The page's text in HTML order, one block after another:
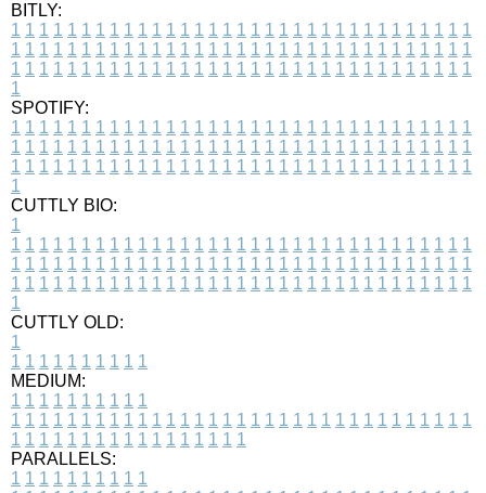
BITLY:
1 1 1 1 1 1 1 1 1 1 1 1 1 1 1 1 1 1 1 1 1 1 1 1 1 1 1 1 1 1 1 1 1
1 1 1 1 1 1 1 1 1 1 1 1 1 1 1 1 1 1 1 1 1 1 1 1 1 1 1 1 1 1 1 1 1
1 1 1 1 1 1 1 1 1 1 1 1 1 1 1 1 1 1 1 1 1 1 1 1 1 1 1 1 1 1 1 1 1
1
SPOTIFY:
1 1 1 1 1 1 1 1 1 1 1 1 1 1 1 1 1 1 1 1 1 1 1 1 1 1 1 1 1 1 1 1 1
1 1 1 1 1 1 1 1 1 1 1 1 1 1 1 1 1 1 1 1 1 1 1 1 1 1 1 1 1 1 1 1 1
1 1 1 1 1 1 1 1 1 1 1 1 1 1 1 1 1 1 1 1 1 1 1 1 1 1 1 1 1 1 1 1 1
1
CUTTLY BIO:
1
1 1 1 1 1 1 1 1 1 1 1 1 1 1 1 1 1 1 1 1 1 1 1 1 1 1 1 1 1 1 1 1 1
1 1 1 1 1 1 1 1 1 1 1 1 1 1 1 1 1 1 1 1 1 1 1 1 1 1 1 1 1 1 1 1 1
1 1 1 1 1 1 1 1 1 1 1 1 1 1 1 1 1 1 1 1 1 1 1 1 1 1 1 1 1 1 1 1 1
1
CUTTLY OLD:
1
1 1 1 1 1 1 1 1 1 1
MEDIUM:
1 1 1 1 1 1 1 1 1 1
1 1 1 1 1 1 1 1 1 1 1 1 1 1 1 1 1 1 1 1 1 1 1 1 1 1 1 1 1 1 1 1 1
1 1 1 1 1 1 1 1 1 1 1 1 1 1 1 1 1
PARALLELS:
1 1 1 1 1 1 1 1 1 1